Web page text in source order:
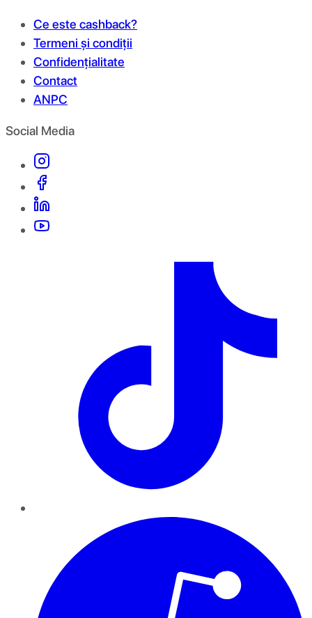
Ce este cashback?
Termeni și condiții
Confidențialitate
Contact
ANPC
Social Media